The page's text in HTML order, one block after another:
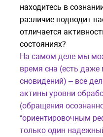
находитесь в
различие подводит
отличается
состояниях?
На самом деле мы
время сна (есть
сновидений) – все
актины уровни
(обращения
“ориентировочным
только один